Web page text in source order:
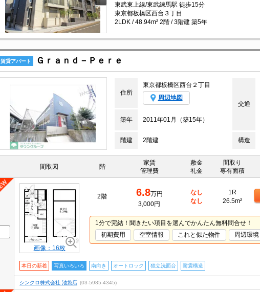
東武東上線/東武練馬駅 徒歩15分
東京都板橋区西台３丁目
2LDK / 48.94m² 2階 / 3階建 築5年
賃貸アパート Ｇｒａｎｄ－Ｐｅｒｅ
住所
東京都板橋区西台２丁目
周辺地図
交通
築年 2011年01月（築15年）
階建 2階建 構造
間取図 階
家賃
管理費
敷金
礼金
間取り
専有面積
画像：16枚
2階 6.8万円
3,000円
なし
なし
1R
26.5m²
1分で完結！聞きたい項目を選んでかんたん無料問合せ！
初期費用
空室情報 これと似た物件 周辺環境
本日の新着 写真いろいろ 南向き オートロック 独立洗面台 耐震構造
シンクロ株式会社 池袋店 (03-5985-4345)